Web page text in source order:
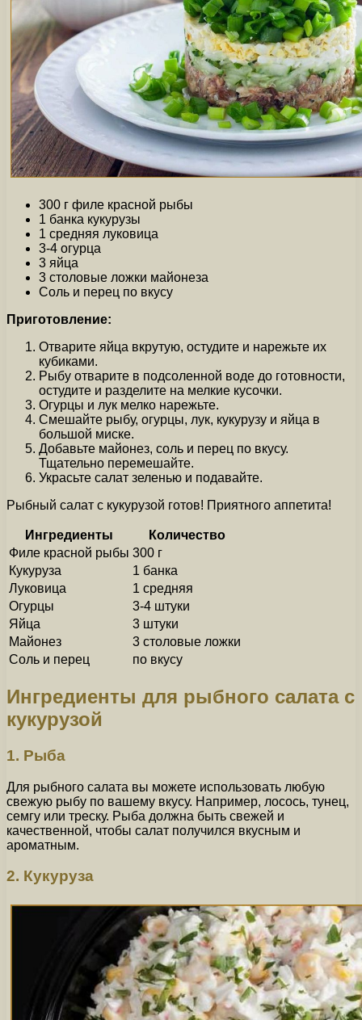
300 г филе красной рыбы
1 банка кукурузы
1 средняя луковица
3-4 огурца
3 яйца
3 столовые ложки майонеза
Соль и перец по вкусу
Приготовление:
Отварите яйца вкрутую, остудите и нарежьте их
кубиками.
Рыбу отварите в подсоленной воде до готовности,
остудите и разделите на мелкие кусочки.
Огурцы и лук мелко нарежьте.
Смешайте рыбу, огурцы, лук, кукурузу и яйца в
большой миске.
Добавьте майонез, соль и перец по вкусу.
Тщательно перемешайте.
Украсьте салат зеленью и подавайте.
Рыбный салат с кукурузой готов! Приятного аппетита!
Ингредиенты
Количество
Филе красной рыбы 300 г
Кукуруза
1 банка
Луковица
1 средняя
Огурцы
3-4 штуки
Яйца
3 штуки
Майонез
3 столовые ложки
Соль и перец
по вкусу
Ингредиенты для рыбного салата с
кукурузой
1. Рыба
Для рыбного салата вы можете использовать любую
свежую рыбу по вашему вкусу. Например, лосось, тунец,
семгу или треску. Рыба должна быть свежей и
качественной, чтобы салат получился вкусным и
ароматным.
2. Кукуруза